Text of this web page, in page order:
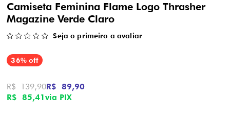
Camiseta Feminina Flame Logo Thrasher
Magazine Verde Claro
Seja o primeiro a avaliar
36% off
R$ 85,41via PIX
R$ 139,90R$ 89,90